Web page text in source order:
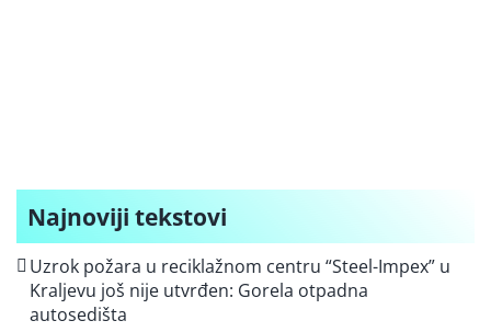
Najnoviji tekstovi
Uzrok požara u reciklažnom centru “Steel-Impex” u
Kraljevu još nije utvrđen: Gorela otpadna
autosedišta